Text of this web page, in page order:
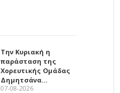
Την Κυριακή η
παράσταση της
Χορευτικής Ομάδας
Δημητσάνα…
07-08-2026